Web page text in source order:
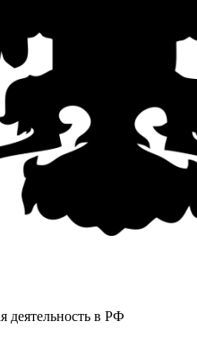
деятельность в РФ